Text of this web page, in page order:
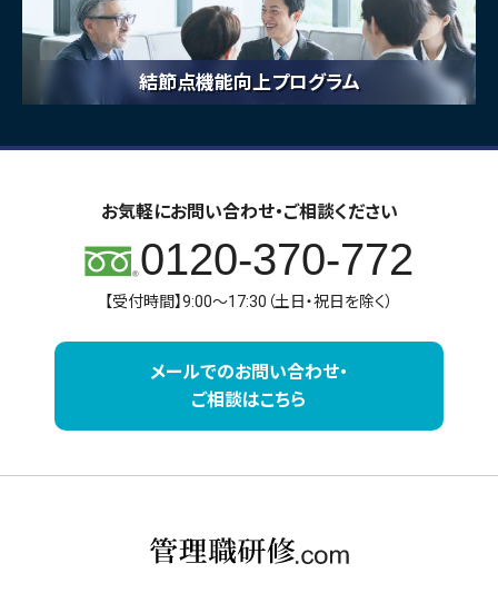
結節点機能向上プログラム
お気軽にお問い合わせ・ご相談ください
0120-370-772
【受付時間】9:00～17:30（土日・祝日を除く）
メールでのお問い合わせ・
ご相談はこちら